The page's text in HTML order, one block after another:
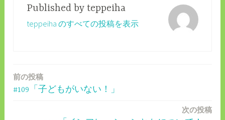
Published by teppeiha
teppeiha のすべての投稿を表示
投
前の投稿
#109「子どもがいない！」
次の投稿